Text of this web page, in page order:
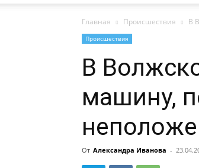
Главная Происшествия В
Происшествия
В
машину,
От Александра Иванова -